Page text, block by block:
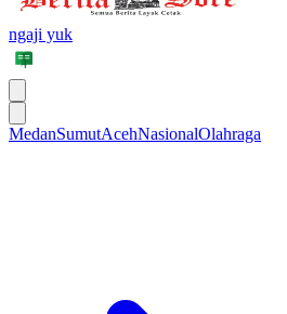
ngaji yuk
MedanSumutAcehNasionalOlahraga